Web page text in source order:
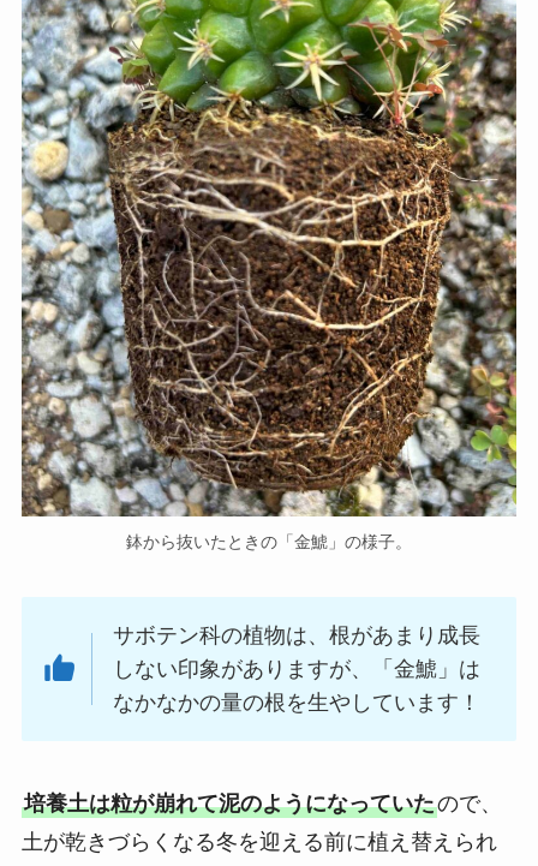
鉢から抜いたときの「金鯱」の様子。
サボテン科の植物は、根があまり成長
しない印象がありますが、「金鯱」は
なかなかの量の根を生やしています！
培養土は粒が崩れて泥のようになっていたので、
土が乾きづらくなる冬を迎える前に植え替えられ